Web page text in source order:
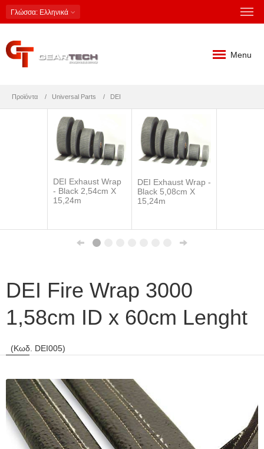
Γλώσσα: Ελληνικά
Menu
Προϊόντα Universal Parts DEI
DEI Exhaust Wrap
- Black 2,54cm X
15,24m
DEI Exhaust Wrap -
Black 5,08cm X
15,24m
DEI Fire Wrap 3000
1,58cm ID x 60cm Lenght
(Κωδ. DEI005)